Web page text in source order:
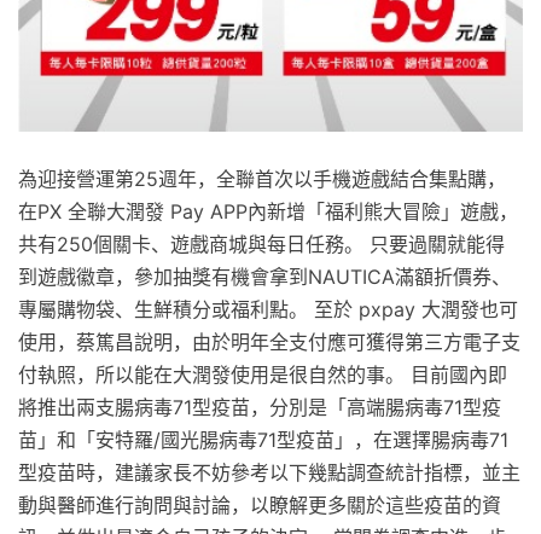
為迎接營運第25週年，全聯首次以手機遊戲結合集點購，
在PX 全聯大潤發 Pay APP內新增「福利熊大冒險」遊戲，
共有250個關卡、遊戲商城與每日任務。 只要過關就能得
到遊戲徽章，參加抽獎有機會拿到NAUTICA滿額折價券、
專屬購物袋、生鮮積分或福利點。 至於 pxpay 大潤發也可
使用，蔡篤昌說明，由於明年全支付應可獲得第三方電子支
付執照，所以能在大潤發使用是很自然的事。 目前國內即
將推出兩支腸病毒71型疫苗，分別是「高端腸病毒71型疫
苗」和「安特羅/國光腸病毒71型疫苗」，在選擇腸病毒71
型疫苗時，建議家長不妨參考以下幾點調查統計指標，並主
動與醫師進行詢問與討論，以瞭解更多關於這些疫苗的資